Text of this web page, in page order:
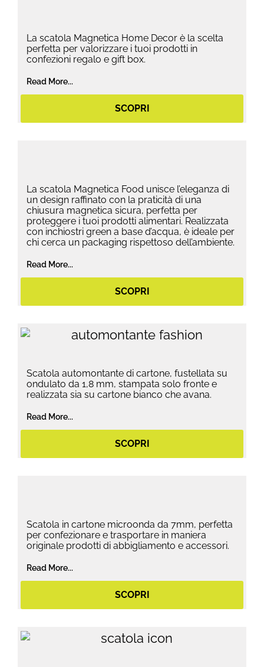
La scatola Magnetica Home Decor è la scelta
perfetta per valorizzare i tuoi prodotti in
confezioni regalo e gift box.
Read More...
SCOPRI
La scatola Magnetica Food unisce l’eleganza di
un design raffinato con la praticità di una
chiusura magnetica sicura, perfetta per
proteggere i tuoi prodotti alimentari. Realizzata
con inchiostri green a base d’acqua, è ideale per
chi cerca un packaging rispettoso dell’ambiente.
Read More...
SCOPRI
Scatola automontante di cartone, fustellata su
ondulato da 1,8 mm, stampata solo fronte e
realizzata sia su cartone bianco che avana.
Read More...
SCOPRI
Scatola in cartone microonda da 7mm, perfetta
per confezionare e trasportare in maniera
originale prodotti di abbigliamento e accessori.
Read More...
SCOPRI